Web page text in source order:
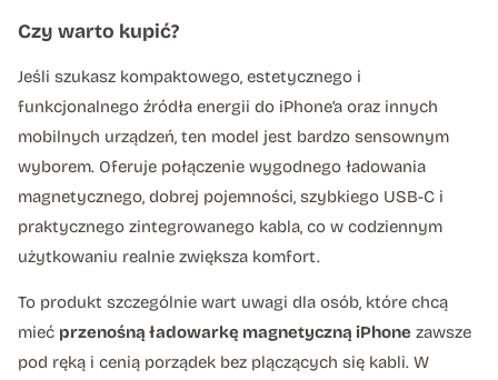
Czy warto kupić?
Jeśli szukasz kompaktowego, estetycznego i
funkcjonalnego źródła energii do iPhone’a oraz innych
mobilnych urządzeń, ten model jest bardzo sensownym
wyborem. Oferuje połączenie wygodnego ładowania
magnetycznego, dobrej pojemności, szybkiego USB-C i
praktycznego zintegrowanego kabla, co w codziennym
użytkowaniu realnie zwiększa komfort.
To produkt szczególnie wart uwagi dla osób, które chcą
mieć przenośną ładowarkę magnetyczną iPhone zawsze
pod ręką i cenią porządek bez plączących się kabli. W